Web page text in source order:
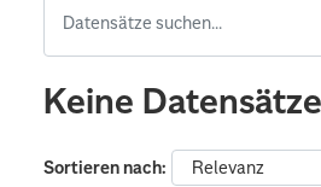
Keine
Sortieren nach